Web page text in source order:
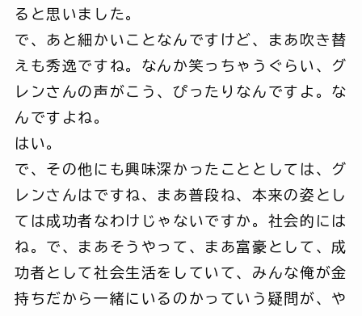
ると思いました。
で、あと細かいことなんですけど、まあ吹き替
えも秀逸ですね。なんか笑っちゃうぐらい、グ
レンさんの声がこう、ぴったりなんですよ。な
んですよね。
はい。
で、その他にも興味深かったこととしては、グ
レンさんはですね、まあ普段ね、本来の姿とし
ては成功者なわけじゃないですか。社会的には
ね。で、まあそうやって、まあ富豪として、成
功者として社会生活をしていて、みんな俺が金
持ちだから一緒にいるのかっていう疑問が、や